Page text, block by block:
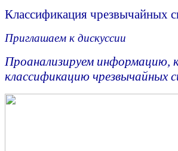
Классификация чрезвычайных
Приглашаем к дискуссии
Проанализируем информацию,
классификацию чрезвычайных